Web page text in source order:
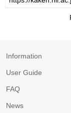
Information
User Guide
FAQ
News